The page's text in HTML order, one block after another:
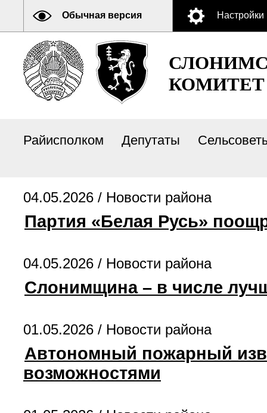
Обычная версия Настройки
КОМИТЕТ
Райисполком Депутаты
04.05.2026 / Новости района
Партия «Белая Русь»
04.05.2026 / Новости района
Слонимщина – в числе
01.05.2026 / Новости района
Автономный пожарный
возможностями